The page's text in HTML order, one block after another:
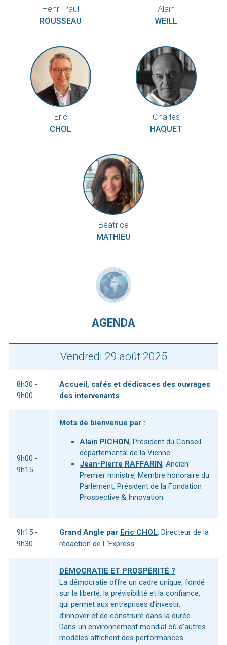
Henri-Paul
ROUSSEAU
Alain
WEILL
Eric
CHOL
Charles
HAQUET
Béatrice
MATHIEU
AGENDA
Vendredi 29 août 2025
8h30 -
9h00
Accueil, cafés et dédicaces des ouvrages
des intervenants
9h00 -
9h15
Mots de bienvenue par :
Alain PICHON, Président du Conseil
départemental de la Vienne
Jean-Pierre RAFFARIN, Ancien
Premier ministre, Membre honoraire du
Parlement, Président de la Fondation
Prospective & Innovation
9h15 -
9h30
Grand Angle par Eric CHOL, Directeur de la
rédaction de L’Express
DÉMOCRATIE ET PROSPÉRITÉ ?
La démocratie offre un cadre unique, fondé
sur la liberté, la prévisibilité et la confiance,
qui permet aux entreprises d’investir,
d’innover et de construire dans la durée.
Dans un environnement mondial où d’autres
modèles affichent des performances